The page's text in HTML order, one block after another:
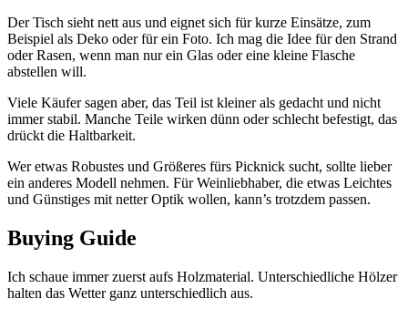
Der Tisch sieht nett aus und eignet sich für kurze Einsätze, zum
Beispiel als Deko oder für ein Foto. Ich mag die Idee für den Strand
oder Rasen, wenn man nur ein Glas oder eine kleine Flasche
abstellen will.
Viele Käufer sagen aber, das Teil ist kleiner als gedacht und nicht
immer stabil. Manche Teile wirken dünn oder schlecht befestigt, das
drückt die Haltbarkeit.
Wer etwas Robustes und Größeres fürs Picknick sucht, sollte lieber
ein anderes Modell nehmen. Für Weinliebhaber, die etwas Leichtes
und Günstiges mit netter Optik wollen, kann’s trotzdem passen.
Buying Guide
Ich schaue immer zuerst aufs Holzmaterial. Unterschiedliche Hölzer
halten das Wetter ganz unterschiedlich aus.